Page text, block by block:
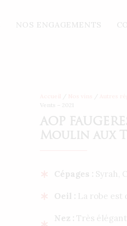
NOS ENGAGEMENTS
Vents – 2021
AOP
Moulin aux
Cépages : Syrah,
Oeil : La robe est
Nez : Très